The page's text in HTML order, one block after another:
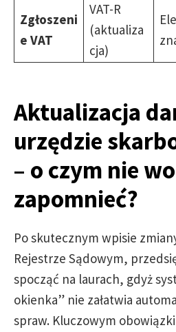
Zgłoszeni
e VAT
VAT-R
(aktualiza
cja)
Aktualizacja
urzędzie
– o czym nie
zapomnieć?
Po skutecznym wpisie
Rejestrze Sądowym,
spocząć na laurach, gdyż
okienka” nie załatwia
spraw. Kluczowym